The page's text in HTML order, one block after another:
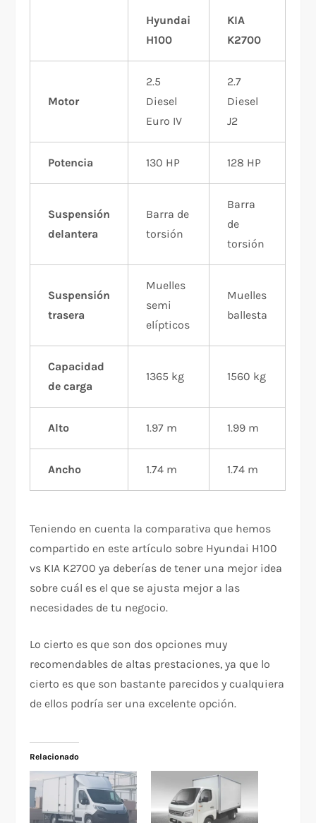
Hyundai
H100
KIA
K2700
Motor
2.5
Diesel
Euro IV
2.7
Diesel
J2
Potencia 130 HP 128 HP
Suspensión
delantera
Barra de
torsión
Barra
de
torsión
Suspensión
trasera
Muelles
semi
elípticos
Muelles
ballesta
Capacidad
de carga
1365 kg 1560 kg
Alto 1.97 m 1.99 m
Ancho 1.74 m 1.74 m
Teniendo en cuenta la comparativa que hemos
compartido en este artículo sobre Hyundai H100
vs KIA K2700 ya deberías de tener una mejor idea
sobre cuál es el que se ajusta mejor a las
necesidades de tu negocio.
Lo cierto es que son dos opciones muy
recomendables de altas prestaciones, ya que lo
cierto es que son bastante parecidos y cualquiera
de ellos podría ser una excelente opción.
Relacionado